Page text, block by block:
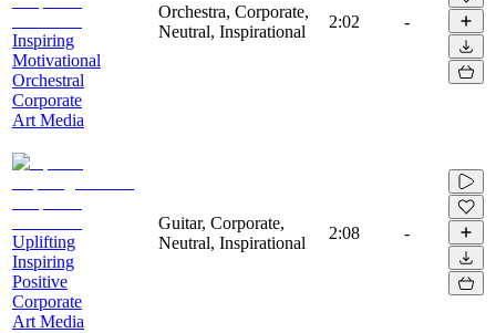
Inspiring
Motivational
Orchestral
Corporate
Art Media
Orchestra, Corporate,
Neutral, Inspirational
2:02 -
Uplifting
Inspiring
Positive
Corporate
Art Media
Guitar, Corporate,
Neutral, Inspirational
2:08 -